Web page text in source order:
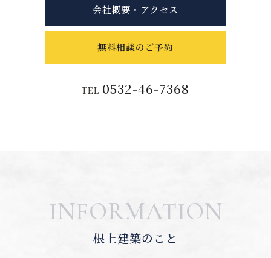
会社概要・アクセス
無料相談のご予約
TEL 0532-46-7368
INFORMATION
根上建築のこと